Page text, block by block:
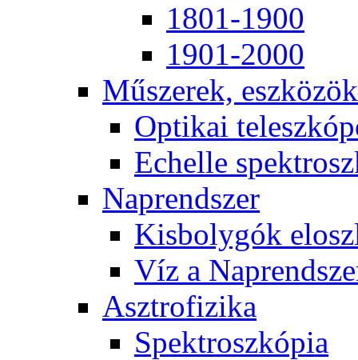
1801-1900
1901-2000
Mű­sze­rek, esz­kö­zök
Op­ti­kai
Echel­le
Nap­rend­szer
Kis­boly­gók
Víz a
Aszt­ro­fi­zi­ka
Spekt­rosz­kó­pia